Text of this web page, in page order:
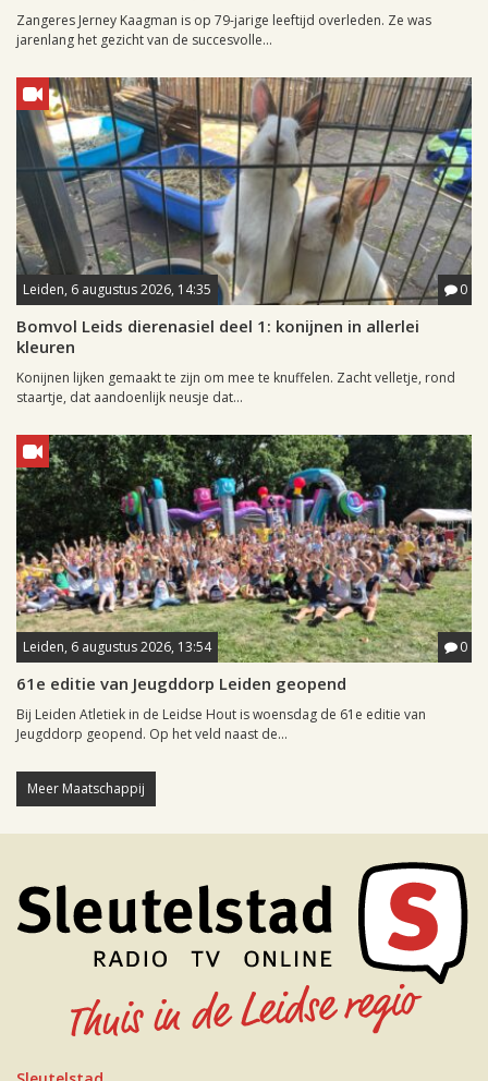
Zangeres Jerney Kaagman is op 79-jarige leeftijd overleden. Ze was
jarenlang het gezicht van de succesvolle...
Leiden, 6 augustus 2026, 14:35 0
Bomvol Leids dierenasiel deel 1: konijnen in allerlei
kleuren
Konijnen lijken gemaakt te zijn om mee te knuffelen. Zacht velletje, rond
staartje, dat aandoenlijk neusje dat...
Leiden, 6 augustus 2026, 13:54 0
61e editie van Jeugddorp Leiden geopend
Bij Leiden Atletiek in de Leidse Hout is woensdag de 61e editie van
Jeugddorp geopend. Op het veld naast de...
Meer Maatschappij